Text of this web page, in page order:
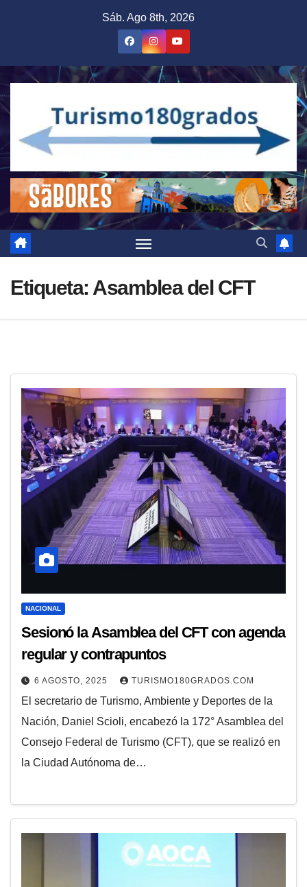
Sáb. Ago 8th, 2026
Etiqueta: Asamblea del CFT
NACIONAL
Sesionó la Asamblea del CFT con agenda
regular y contrapuntos
6 AGOSTO, 2025 TURISMO180GRADOS.COM
El secretario de Turismo, Ambiente y Deportes de la
Nación, Daniel Scioli, encabezó la 172° Asamblea del
Consejo Federal de Turismo (CFT), que se realizó en
la Ciudad Autónoma de…